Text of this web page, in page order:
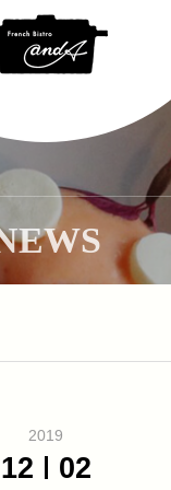
2019
12 02